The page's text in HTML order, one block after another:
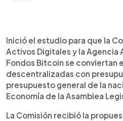
► Escuchar artículo
Inició el estudio para que la
Activos Digitales y la Agencia
Fondos Bitcoin se conviertan
descentralizadas con
presupuesto general de la
Economía de la Asamblea
La Comisión recibió la